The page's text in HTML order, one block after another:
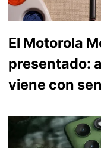
El Motorola
presentado:
viene con